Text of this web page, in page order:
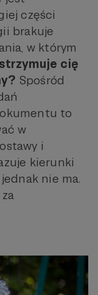
części
brakuje
w którym
cię
Spośród
to
w
i
kierunki
nie ma.